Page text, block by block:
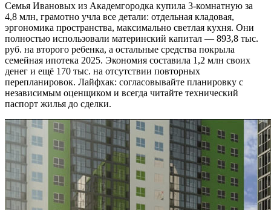
Семья Ивановых из Академгородка купила 3-комнатную за
4,8 млн, грамотно учла все детали: отдельная кладовая,
эргономика пространства, максимально светлая кухня. Они
полностью использовали материнский капитал — 893,8 тыс.
руб. на второго ребенка, а остальные средства покрыла
семейная ипотека 2025. Экономия составила 1,2 млн своих
денег и ещё 170 тыс. на отсутствии повторных
перепланировок. Лайфхак: согласовывайте планировку c
независимым оценщиком и всегда читайте технический
паспорт жилья до сделки.